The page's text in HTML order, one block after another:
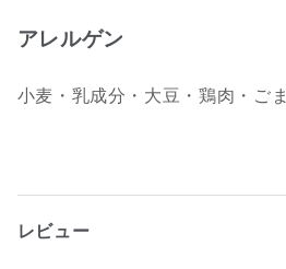
アレルゲン
小麦・乳成分・大豆・鶏肉・ごま
レビュー